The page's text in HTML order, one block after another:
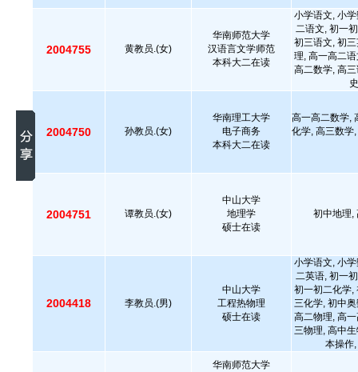
2004755 黄教员.(女)
华南师范大学
汉语言文学师范
本科大二在读
小学语文, 小
二语文, 初一
初三语文, 初
理, 高一高二
高二数学, 高
2004750 孙教员.(女)
华南理工大学
电子商务
本科大二在读
高一高二数学,
化学, 高三数学
2004751 谭教员.(女)
中山大学
地理学
硕士在读
初中地理,
2004418 李教员.(男)
中山大学
工程热物理
硕士在读
小学语文, 小
二英语, 初一
初一初二化学,
三化学, 初中
高二物理, 高
三物理, 高中
本操作
华南师范大学